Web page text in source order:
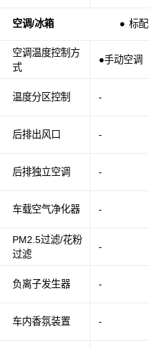
空调/冰箱 ● 标配
空调温度控制方
式
温度分区控制
后排出风口
后排独立空调
车载空气净化器
PM2.5过滤/花粉
过滤
负离子发生器
车内香氛装置
●手动空调
-
-
-
-
-
-
-